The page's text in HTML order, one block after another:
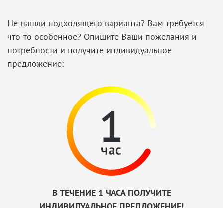
Не нашли подходящего варианта? Вам требуется
что-то особенное? Опишите Ваши пожелания и
потребности и получите индивидуальное
предложение:
В ТЕЧЕНИЕ 1 ЧАСА ПОЛУЧИТЕ